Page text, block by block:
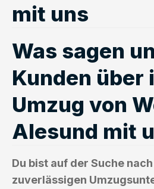
mit uns
Was sagen
Kunden über
Umzug von
Alesund mit
Du bist auf der Suche
zuverlässigen